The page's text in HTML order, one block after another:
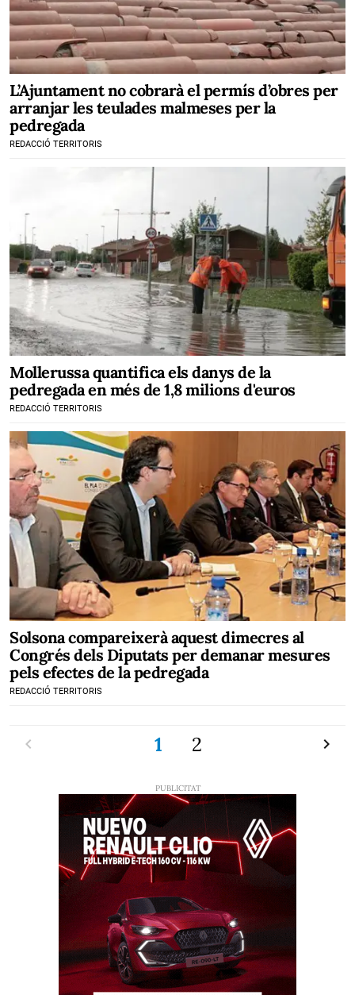
L’Ajuntament no cobrarà el permís d’obres per
arranjar les teulades malmeses per la
pedregada
REDACCIÓ TERRITORIS
Mollerussa quantifica els danys de la
pedregada en més de 1,8 milions d'euros
REDACCIÓ TERRITORIS
Solsona compareixerà aquest dimecres al
Congrés dels Diputats per demanar mesures
pels efectes de la pedregada
REDACCIÓ TERRITORIS
Previ 1 2